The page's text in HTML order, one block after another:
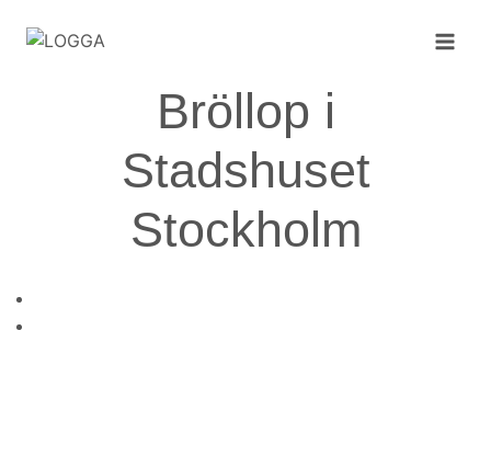
Bröllop i
Stadshuset
Stockholm